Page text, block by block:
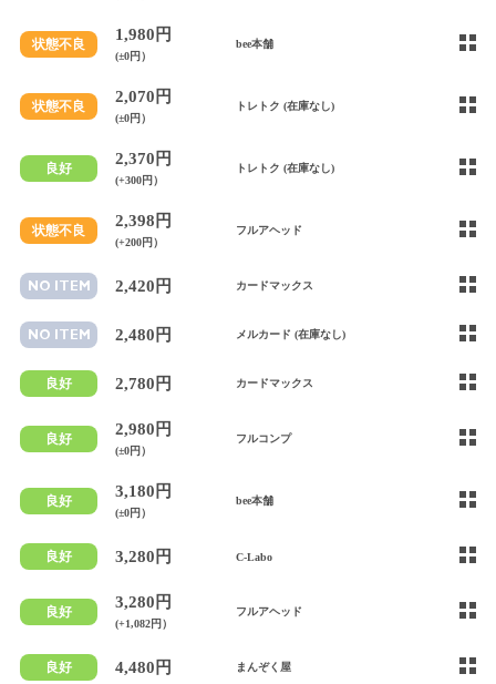
状態不良
1,980円
(±0円）
bee本舗
状態不良
2,070円
(±0円）
トレトク (在庫なし)
良好
2,370円
(+300円）
トレトク (在庫なし)
状態不良
2,398円
(+200円）
フルアヘッド
NO ITEM 2,420円 カードマックス
NO ITEM 2,480円 メルカード (在庫なし)
良好 2,780円 カードマックス
良好
2,980円
(±0円）
フルコンプ
良好
3,180円
(±0円）
bee本舗
良好 3,280円 C-Labo
良好
3,280円
(+1,082円）
フルアヘッド
良好 4,480円 まんぞく屋